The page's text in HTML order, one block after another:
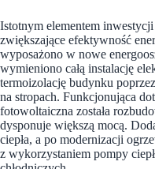
Istotnym elementem
zwiększające efektywność
wyposażono w nowe
wymieniono całą instalację
termoizolację budynku
na stropach. Funkcjonująca
fotowoltaiczna została
dysponuje większą mocą.
ciepła, a po modernizacji
z wykorzystaniem pompy